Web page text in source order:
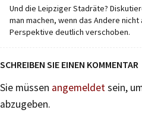
Und die Leipziger Stadräte?
man machen, wenn das Andere
Perspektive deutlich verschoben.
SCHREIBEN SIE EINEN KOMMENTAR
Sie müssen angemeldetsein,
abzugeben.